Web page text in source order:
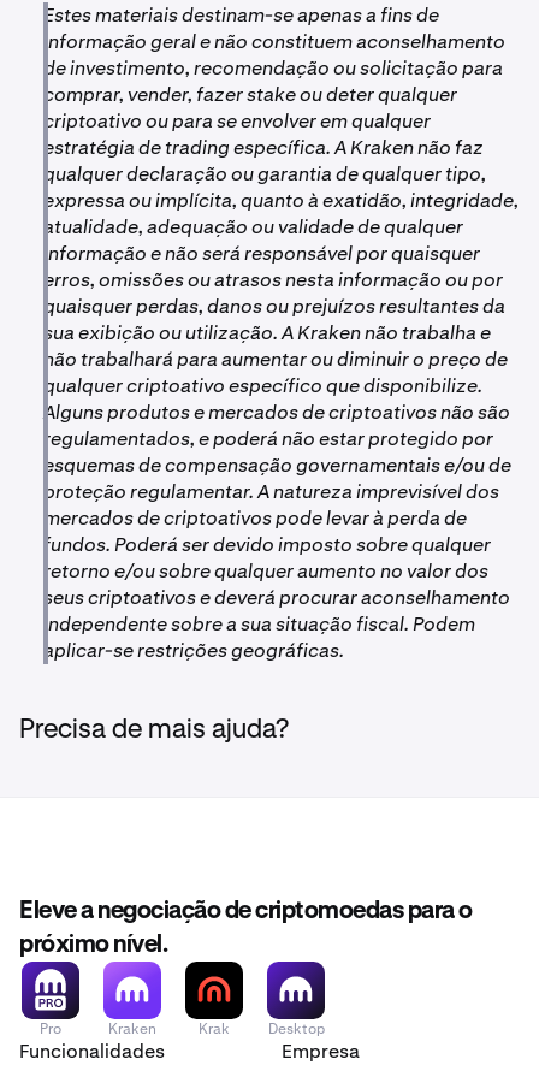
Estes materiais destinam-se apenas a fins de
informação geral e não constituem aconselhamento
de investimento, recomendação ou solicitação para
comprar, vender, fazer stake ou deter qualquer
criptoativo ou para se envolver em qualquer
estratégia de trading específica. A Kraken não faz
qualquer declaração ou garantia de qualquer tipo,
expressa ou implícita, quanto à exatidão, integridade,
atualidade, adequação ou validade de qualquer
informação e não será responsável por quaisquer
erros, omissões ou atrasos nesta informação ou por
quaisquer perdas, danos ou prejuízos resultantes da
sua exibição ou utilização. A Kraken não trabalha e
não trabalhará para aumentar ou diminuir o preço de
qualquer criptoativo específico que disponibilize.
Alguns produtos e mercados de criptoativos não são
regulamentados, e poderá não estar protegido por
esquemas de compensação governamentais e/ou de
proteção regulamentar. A natureza imprevisível dos
mercados de criptoativos pode levar à perda de
fundos. Poderá ser devido imposto sobre qualquer
retorno e/ou sobre qualquer aumento no valor dos
seus criptoativos e deverá procurar aconselhamento
independente sobre a sua situação fiscal. Podem
aplicar-se restrições geográficas.
Precisa de mais ajuda?
Eleve a negociação de criptomoedas para o
próximo nível.
Pro Kraken Krak Desktop
Funcionalidades Empresa